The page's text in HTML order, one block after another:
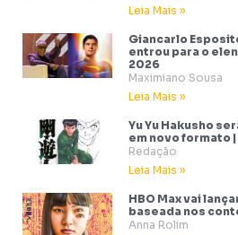
Leia Mais »
Giancarlo
entrou para o
2026
Maximiano Sousa
Leia Mais »
Yu Yu Hakusho
em novo formato
Redação
Leia Mais »
HBO Max vai
baseada nos
Anna Rolim